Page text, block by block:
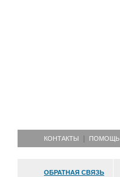
КОНТАКТЫ ПОМОЩЬ
ОБРАТНАЯ СВЯЗЬ